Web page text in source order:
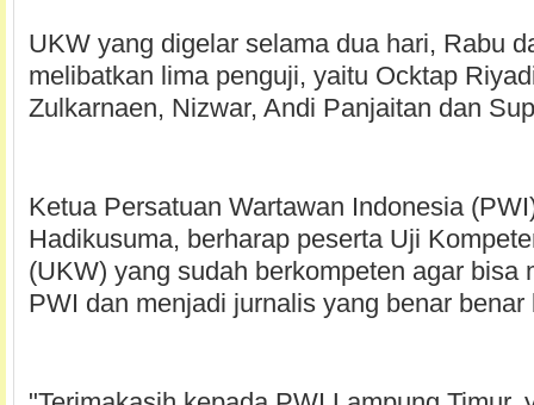
UKW yang digelar selama dua hari, Rabu
melibatkan lima penguji, yaitu Ocktap
Zulkarnaen, Nizwar, Andi Panjaitan dan
Ketua Persatuan Wartawan Indonesia
Hadikusuma, berharap peserta Uji
(UKW) yang sudah berkompeten agar bisa
PWI dan menjadi jurnalis yang benar